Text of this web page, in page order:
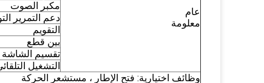
عام
معلومة
مكبر الصوت
دعم التمرير
التقويم
بين قطع
تقسيم الشاشة
التشغيل
وظائف اختيارية: فتح الإطار ، مستشعر الحركة